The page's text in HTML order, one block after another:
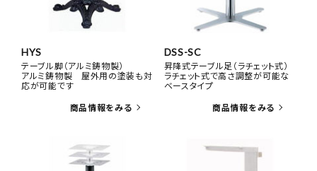
HYS
テーブル脚（アルミ鋳物製）
アルミ鋳物製 屋外用の塗装も対
応が可能です
DSS-SC
昇降式テーブル足（ラチェット式）
ラチェット式で高さ調整が可能な
ベースタイプ